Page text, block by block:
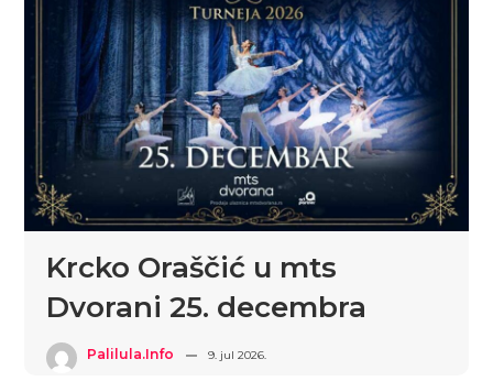
Krcko Oraščić u mts
Dvorani 25. decembra
Palilula.info 9. jul 2026.